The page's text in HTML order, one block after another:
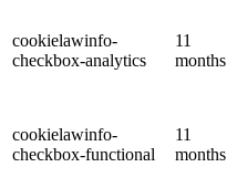
cookielawinfo-
checkbox-analytics
11
months
cookielawinfo-
checkbox-functional
11
months